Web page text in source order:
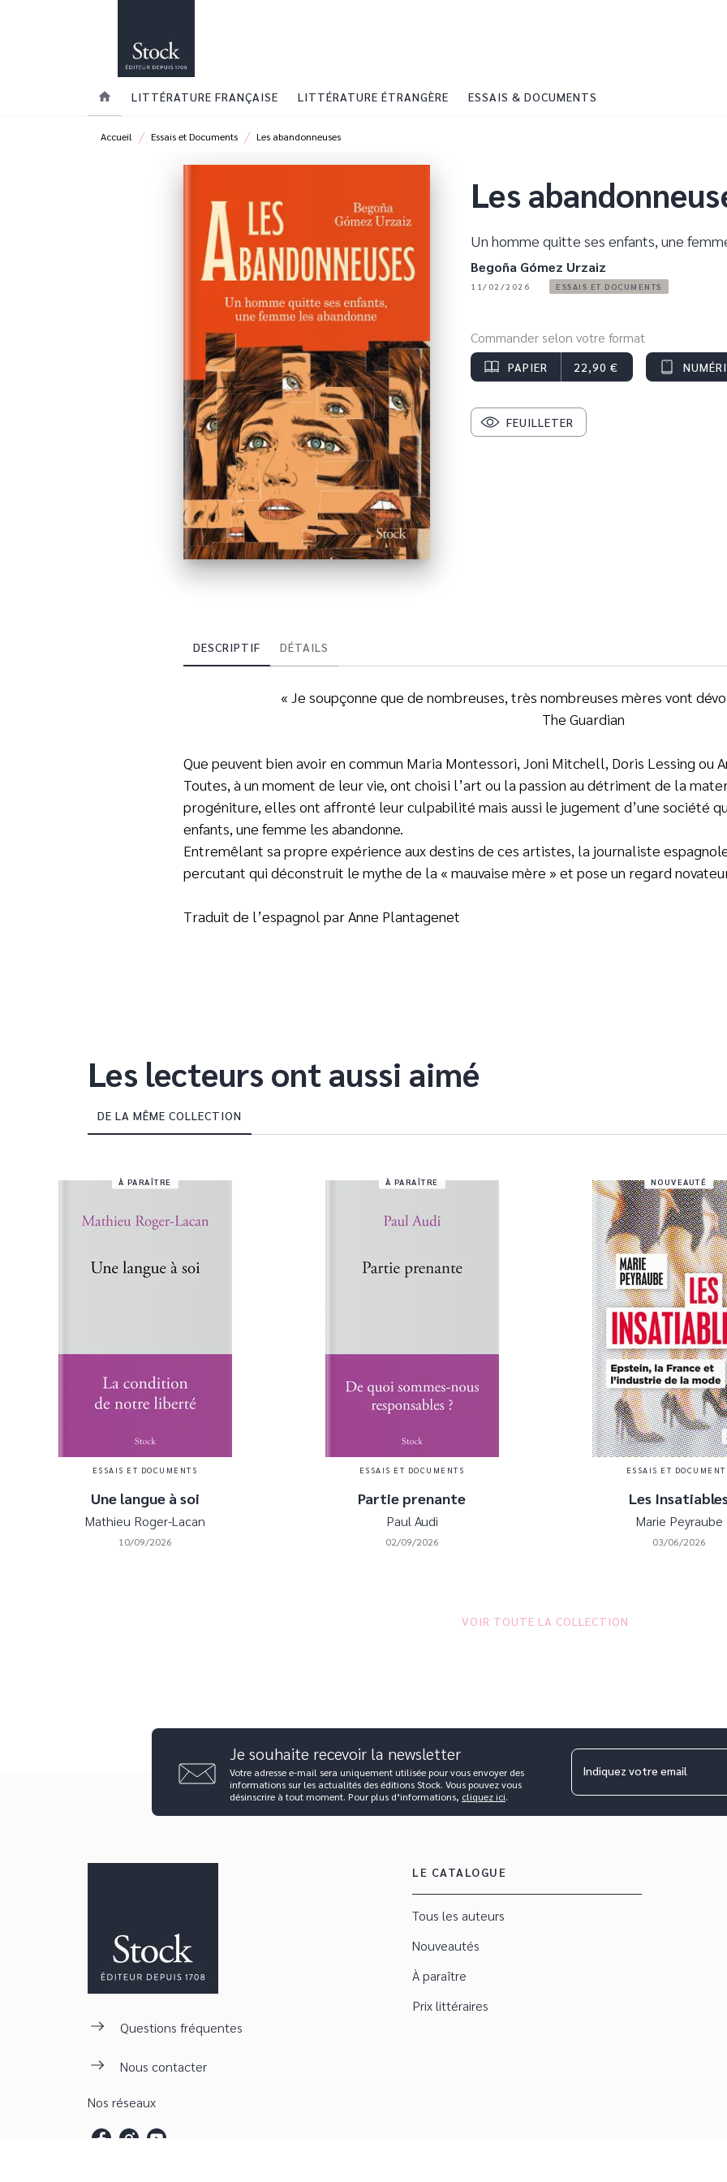
home LITTÉRATURE FRANÇAISE LITTÉRATURE ÉTRANGÈRE ESSAIS & DOCUMENTS
Accueil / Essais et Documents / Les abandonneuses
Les
Un homme quitte ses enfants, une
Begoña Gómez Urzaiz
11/02/2026 ESSAIS ET DOCUMENTS
Commander selon votre format
PAPIER 22,90 €
FEUILLETER
DESCRIPTIF DÉTAILS
« Je soupçonne que de nombreuses, très nombreuses mères vont
The Guardian
Que peuvent bien avoir en commun Maria Montessori, Joni Mitchell, Doris Lessing ou
Toutes, à un moment de leur vie, ont choisi l’art ou la passion au détriment de la
progéniture, elles ont affronté leur culpabilité mais aussi le jugement d’une société
enfants, une femme les abandonne.
Entremêlant sa propre expérience aux destins de ces artistes, la journaliste
percutant qui déconstruit le mythe de la « mauvaise mère » et pose un regard
Traduit de l’espagnol par Anne Plantagenet
Les lecteurs ont aussi aimé
DE LA MÊME COLLECTION
À PARAÎTRE
ESSAIS ET DOCUMENTS
Une langue à soi
Mathieu Roger-Lacan
10/09/2026
À PARAÎTRE
ESSAIS ET DOCUMENTS
Partie prenante
Paul Audi
02/09/2026
NOUVEAUTÉ
ESSAIS ET
Les
Marie Peyraube
03/06/2026
VOIR TOUTE LA COLLECTION
Je souhaite recevoir la newsletter
Votre adresse e-mail sera uniquement utilisée pour vous envoyer des
informations sur les actualités des éditions Stock. Vous pouvez vous
désinscrire à tout moment. Pour plus d’informations, cliquez ici.
Indiquez votre email
Questions fréquentes
Nous contacter
Nos réseaux
LE CATALOGUE
Tous les auteurs
Nouveautés
À paraître
Prix littéraires